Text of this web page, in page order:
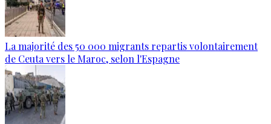
La majorité des 50 000 migrants repartis volontairement
de Ceuta vers le Maroc, selon l'Espagne